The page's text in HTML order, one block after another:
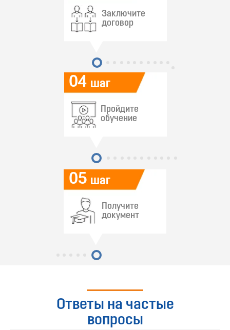
05
04 шаг
шаг
Заключите
договор
Пройдите
обучение
Получите
документ
Ответы на частые
вопросы